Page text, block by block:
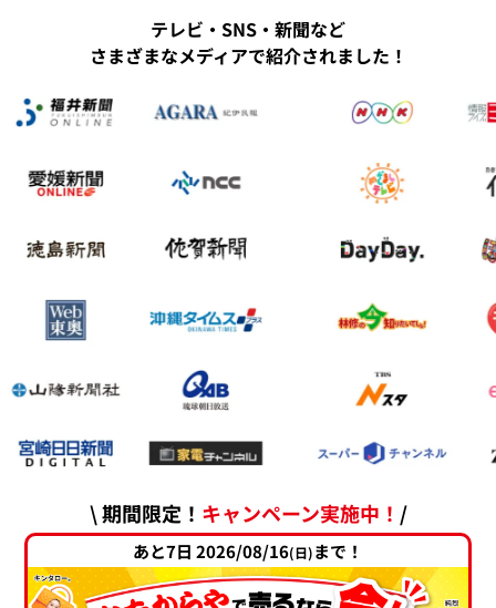
テレビ・SNS・新聞など
さまざまなメディアで紹介されました！
\ 期間限定！ キャンペーン実施中！ /
あと7日 2026/08/16(日)まで！